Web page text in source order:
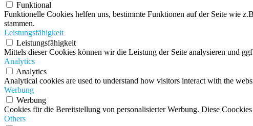
Funktional
Funktionelle Cookies helfen uns, bestimmte Funktionen auf der Seite wie
stammen.
Leistungsfähigkeit
Leistungsfähigkeit
Mittels dieser Cookies können wir die Leistung der Seite analysieren und
Analytics
Analytics
Analytical cookies are used to understand how visitors interact with the
Werbung
Werbung
Cookies für die Bereitstellung von personalisierter Werbung. Diese
Others